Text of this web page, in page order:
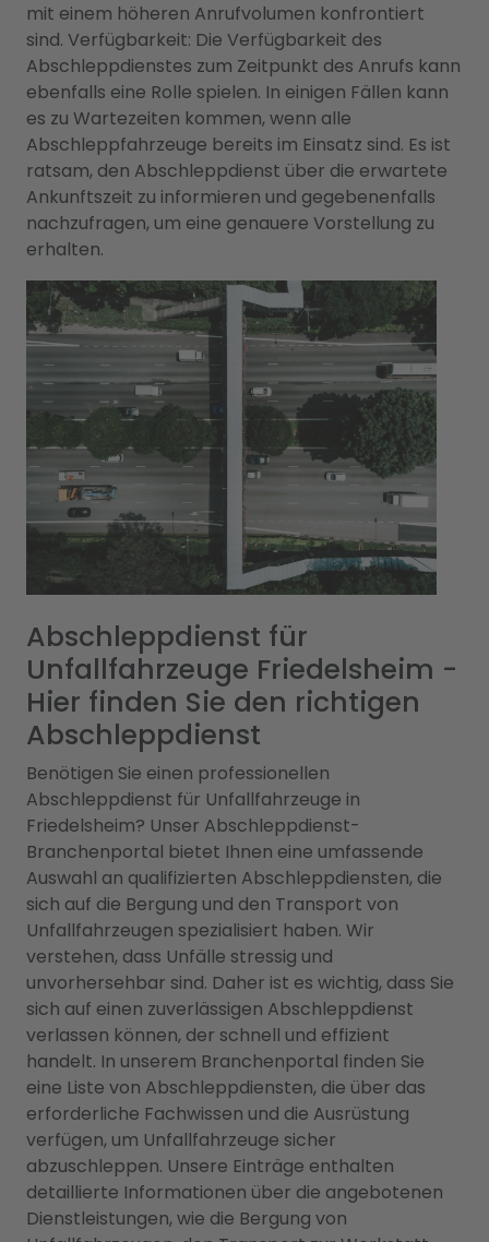
mit einem höheren Anrufvolumen konfrontiert
sind. Verfügbarkeit: Die Verfügbarkeit des
Abschleppdienstes zum Zeitpunkt des Anrufs kann
ebenfalls eine Rolle spielen. In einigen Fällen kann
es zu Wartezeiten kommen, wenn alle
Abschleppfahrzeuge bereits im Einsatz sind. Es ist
ratsam, den Abschleppdienst über die erwartete
Ankunftszeit zu informieren und gegebenenfalls
nachzufragen, um eine genauere Vorstellung zu
erhalten.
Abschleppdienst für
Unfallfahrzeuge Friedelsheim -
Hier finden Sie den richtigen
Abschleppdienst
Benötigen Sie einen professionellen
Abschleppdienst für Unfallfahrzeuge in
Friedelsheim? Unser Abschleppdienst-
Branchenportal bietet Ihnen eine umfassende
Auswahl an qualifizierten Abschleppdiensten, die
sich auf die Bergung und den Transport von
Unfallfahrzeugen spezialisiert haben. Wir
verstehen, dass Unfälle stressig und
unvorhersehbar sind. Daher ist es wichtig, dass Sie
sich auf einen zuverlässigen Abschleppdienst
verlassen können, der schnell und effizient
handelt. In unserem Branchenportal finden Sie
eine Liste von Abschleppdiensten, die über das
erforderliche Fachwissen und die Ausrüstung
verfügen, um Unfallfahrzeuge sicher
abzuschleppen. Unsere Einträge enthalten
detaillierte Informationen über die angebotenen
Dienstleistungen, wie die Bergung von